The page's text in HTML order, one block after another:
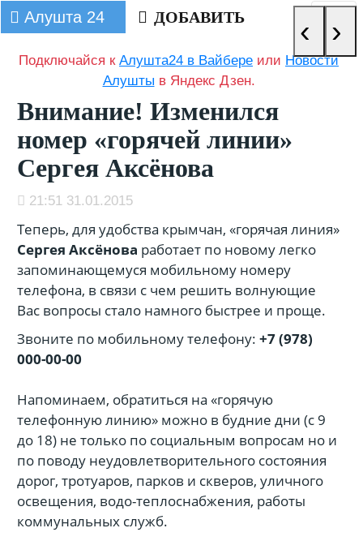
Алушта 24 ДОБАВИТЬ
Подключайся кАлушта24 в Вайбере или Новости
Алушты в Яндекс Дзен.
Внимание! Изменился
номер «горячей линии»
Сергея Аксёнова
21:51 31.01.2015
Теперь, для удобства крымчан, «горячая линия»
Сергея Аксёнова работает по новому легко
запоминающемуся мобильному номеру
телефона, в связи с чем решить волнующие
Вас вопросы стало намного быстрее и проще.
Звоните по мобильному телефону: +7 (978)
000-00-00
Напоминаем, обратиться на «горячую
телефонную линию» можно в будние дни (с 9
до 18) не только по социальным вопросам но и
по поводу неудовлетворительного состояния
дорог, тротуаров, парков и скверов, уличного
освещения, водо-теплоснабжения, работы
коммунальных служб.
‹ ›